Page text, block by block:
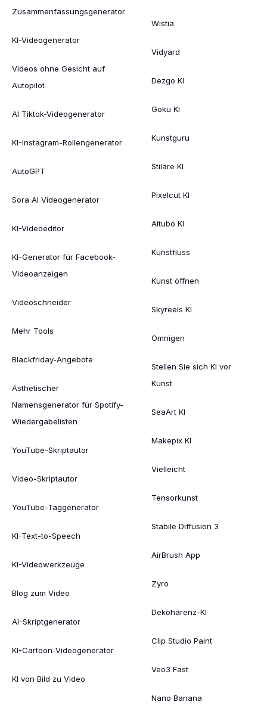
Zusammenfassungsgenerator
KI-Videogenerator
Videos ohne Gesicht auf
Autopilot
AI Tiktok-Videogenerator
KI-Instagram-Rollengenerator
AutoGPT
Sora AI Videogenerator
KI-Videoeditor
KI-Generator für Facebook-
Videoanzeigen
Videoschneider
Mehr Tools
Blackfriday-Angebote
Ästhetischer
Namensgenerator für Spotify-
Wiedergabelisten
YouTube-Skriptautor
Video-Skriptautor
YouTube-Taggenerator
KI-Text-to-Speech
KI-Videowerkzeuge
Blog zum Video
AI-Skriptgenerator
KI-Cartoon-Videogenerator
KI von Bild zu Video
Wistia
Vidyard
Dezgo KI
Goku KI
Kunstguru
Stilare KI
Pixelcut KI
Aitubo KI
Kunstfluss
Kunst öffnen
Skyreels KI
Omnigen
Stellen Sie sich KI vor
Kunst
SeaArt KI
Makepix KI
Vielleicht
Tensorkunst
Stabile Diffusion 3
AirBrush App
Zyro
Dekohärenz-KI
Clip Studio Paint
Veo3 Fast
Nano Banana